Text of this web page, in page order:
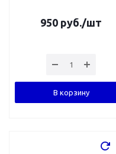
950 руб./шт
В корзину